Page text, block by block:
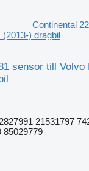
Continental
) dragbil
sensor till
21531797
85029779